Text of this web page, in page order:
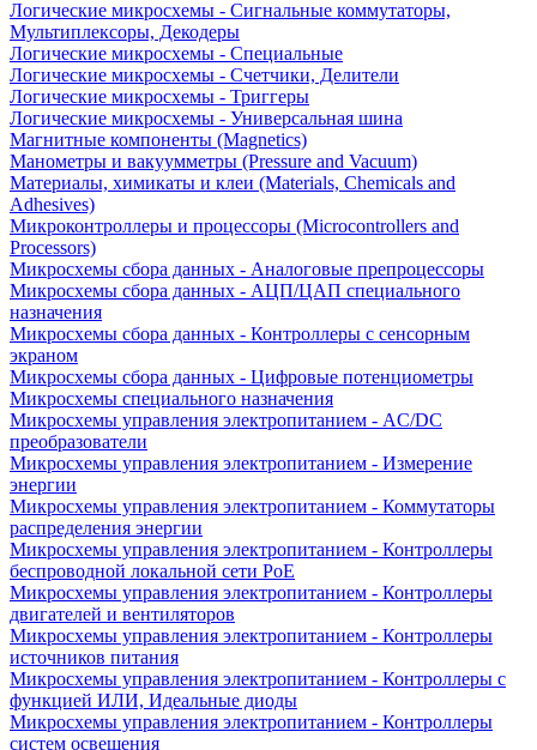
Логические микросхемы - Сигнальные коммутаторы,
Мультиплексоры, Декодеры
Логические микросхемы - Специальные
Логические микросхемы - Счетчики, Делители
Логические микросхемы - Триггеры
Логические микросхемы - Универсальная шина
Магнитные компоненты (Magnetics)
Манометры и вакуумметры (Pressure and Vacuum)
Материалы, химикаты и клеи (Materials, Chemicals and
Adhesives)
Микроконтроллеры и процессоры (Microcontrollers and
Processors)
Микросхемы сбора данных - Аналоговые препроцессоры
Микросхемы сбора данных - АЦП/ЦАП специального
назначения
Микросхемы сбора данных - Контроллеры с сенсорным
экраном
Микросхемы сбора данных - Цифровые потенциометры
Микросхемы специального назначения
Микросхемы управления электропитанием - AC/DC
преобразователи
Микросхемы управления электропитанием - Измерение
энергии
Микросхемы управления электропитанием - Коммутаторы
распределения энергии
Микросхемы управления электропитанием - Контроллеры
беспроводной локальной сети PoE
Микросхемы управления электропитанием - Контроллеры
двигателей и вентиляторов
Микросхемы управления электропитанием - Контроллеры
источников питания
Микросхемы управления электропитанием - Контроллеры с
функцией ИЛИ, Идеальные диоды
Микросхемы управления электропитанием - Контроллеры
систем освещения